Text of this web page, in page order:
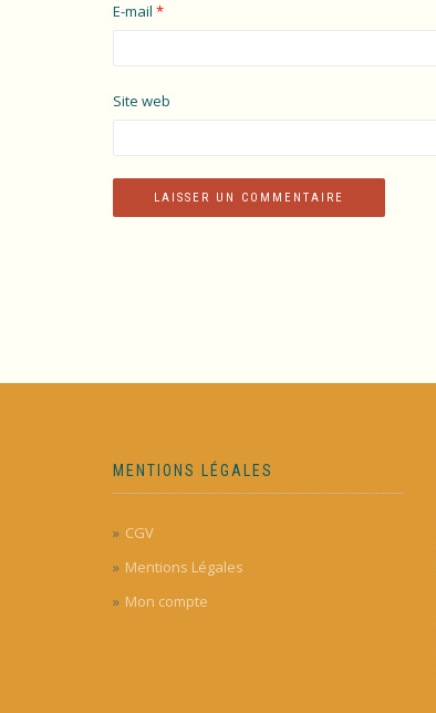
E-mail *
Site web
MENTIONS LÉGALES
CGV
Mentions Légales
Mon compte